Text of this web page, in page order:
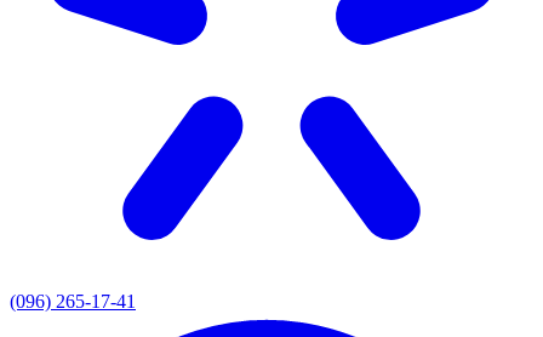
(096) 265-17-41